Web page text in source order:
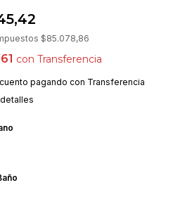
$85.078,86
con Transferencia
pagando con Transferencia